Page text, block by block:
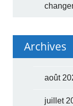
Archives
août
juillet